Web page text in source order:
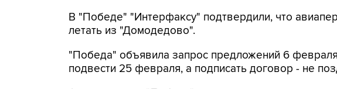
В "Победе" "Интерфаксу" подтвердили, что
летать из "Домодедово".
"Победа" объявила запрос предложений 6
подвести 25 февраля, а подписать договор - не